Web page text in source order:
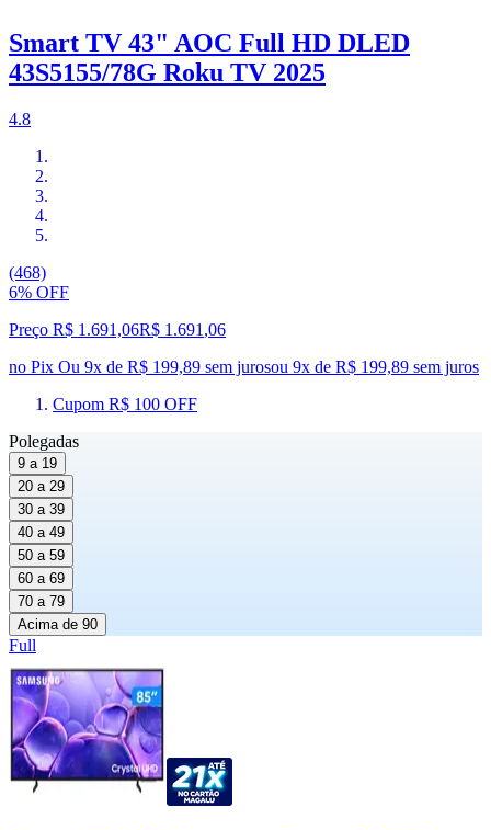
Smart TV 43" AOC Full HD DLED
43S5155/78G Roku TV 2025
4.8
(468)
6% OFF
Preço R$ 1.691,06R$ 1.691 ,06
no Pix Ou 9x de R$ 199,89 sem jurosou 9x de R$ 199,89 sem juros
Cupom R$ 100 OFF
Polegadas
9 a 19
20 a 29
30 a 39
40 a 49
50 a 59
60 a 69
70 a 79
Acima de 90
Full